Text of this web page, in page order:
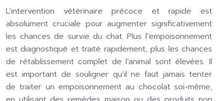
L’intervention vétérinaire précoce et rapide est
absolument cruciale pour augmenter significativement
les chances de survie du chat. Plus l’empoisonnement
est diagnostiqué et traité rapidement, plus les chances
de rétablissement complet de l’animal sont élevées. Il
est important de souligner qu’il ne faut jamais tenter
de traiter un empoisonnement au chocolat soi-même,